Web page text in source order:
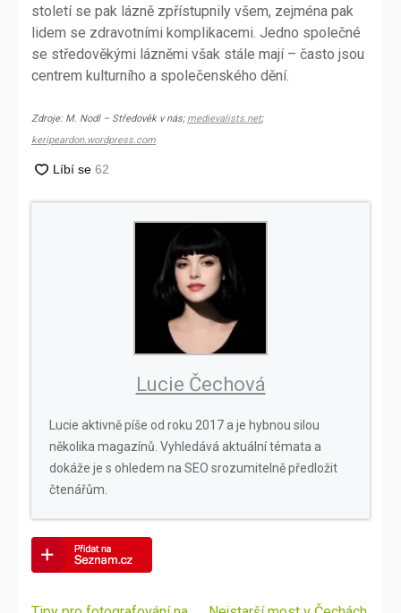
století se pak lázně zpřístupnily všem, zejména pak
lidem se zdravotními komplikacemi. Jedno společné
se středověkými lázněmi však stále mají – často jsou
centrem kulturního a společenského dění.
Zdroje: M. Nodl – Středověk v nás; medievalists.net;
keripeardon.wordpress.com
Lucie Čechová
Lucie aktivně píše od roku 2017 a je hybnou silou
několika magazínů. Vyhledává aktuální témata a
dokáže je s ohledem na SEO srozumitelně předložit
čtenářům.